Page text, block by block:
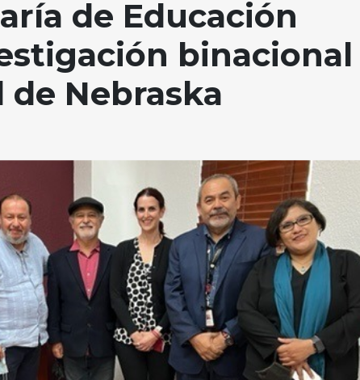
de Educación
binacional
Nebraska